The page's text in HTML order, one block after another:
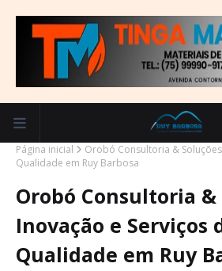
Página inicial
Orobó Consultoria &
Qualidade em Ruy Barbosa
Orobó Consultoria &
Inovação e Serviços
Qualidade em Ruy